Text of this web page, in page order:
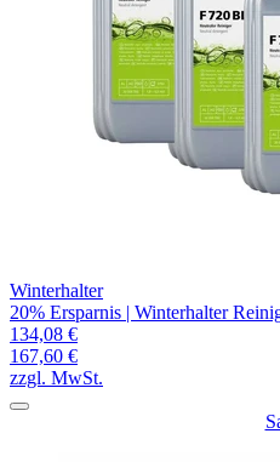
Winterhalter
20% Ersparnis | Winterhalter
134,08 €
167,60 €
zzgl. MwSt.